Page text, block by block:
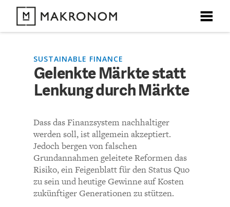
X
DEBATTEN
ARTIKEL
FEATURES
THEMEN
NEWSLETTER
X
Unser kostenloser Newsletter informiert Sie über unsere
neuesten Beiträge.
X
X
SUSTAINABLE FINANCE
Gelenkte Märkte statt
Lenkung durch Märkte
Dass das Finanzsystem nachhaltiger
werden soll, ist allgemein akzeptiert.
Jedoch bergen von falschen
Grundannahmen geleitete Reformen das
Risiko, ein Feigenblatt für den Status Quo
zu sein und heutige Gewinne auf Kosten
zukünftiger Generationen zu stützen.
X
KOMMENTARE ZU
Gelenkte Märkte statt
KOMMENTIEREN (VIA EMAIL)
Richtlinien
Bisher noch kein Kommentar.